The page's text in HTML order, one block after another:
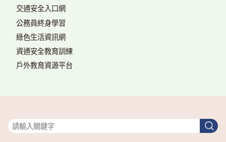
交通安全入口網
公務員終身學習
綠色生活資訊網
資通安全教育訓練
戶外教育資源平台
搜
尋